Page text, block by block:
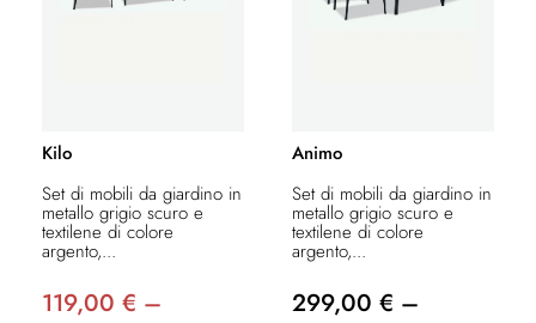
Kilo
Set di mobili da giardino in
metallo grigio scuro e
textilene di colore
argento,...
119,00 € –
Animo
Set di mobili da giardino in
metallo grigio scuro e
textilene di colore
argento,...
299,00 € –